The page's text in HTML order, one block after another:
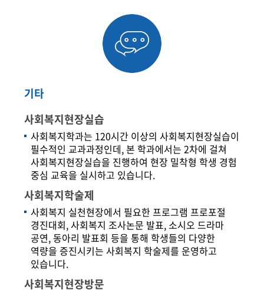
기타
사회복지현장실습
사회복지학과는 120시간 이상의 사회복지현장실습이
필수적인 교과과정인데, 본 학과에서는 2차에 걸쳐
사회복지현장실습을 진행하여 현장 밀착형 학생 경험
중심 교육을 실시하고 있습니다.
사회복지학술제
사회복지 실천현장에서 필요한 프로그램 프로포절
경진대회, 사회복지 조사논문 발표, 소시오 드라마
공연, 동아리 발표회 등을 통해 학생들의 다양한
역량을 증진시키는 사회복지 학술제를 운영하고
있습니다.
사회복지현장방문